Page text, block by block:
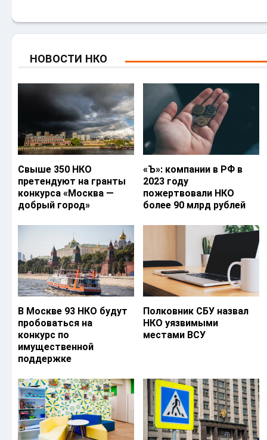
НОВОСТИ НКО
Свыше 350 НКО
претендуют на гранты
конкурса «Москва —
добрый город»
«Ъ‎»: компании в РФ в
2023 году
пожертвовали НКО
более 90 млрд рублей
В Москве 93 НКО будут
пробоваться на
конкурс по
имущественной
поддержке
Полковник СБУ назвал
НКО уязвимыми
местами ВСУ